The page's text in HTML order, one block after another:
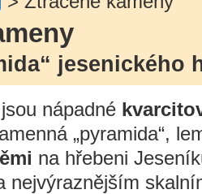
jesenického
nápadné
„pyramida“,
na hřebeni
nejvýraznějším